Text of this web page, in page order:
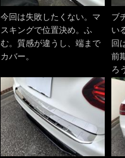
今回は失敗したくない。マ
スキングで位置決め。ふ
む。質感が違うし、端まで
カバー。
ブ
い
回
前
ろ